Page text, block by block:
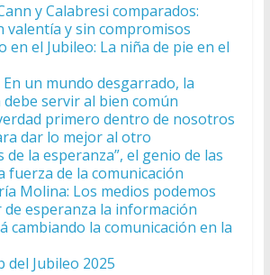
y Calabresi comparados:
valentía y sin compromisos
en el Jubileo: La niña de pie en el
En un mundo desgarrado, la
servir al bien común
primero dentro de nosotros
dar lo mejor al otro
de la esperanza”, el genio de las
fuerza de la comunicación
Molina: Los medios podemos
esperanza la información
cambiando la comunicación en la
del Jubileo 2025